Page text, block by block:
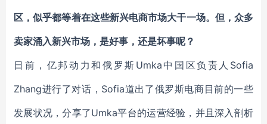
区，似乎都等着在这些新兴电商市场大干一场。但，众多
卖家涌入新兴市场，是好事，还是坏事呢？
日前，亿邦动力和俄罗斯Umka中国区负责人Sofia
Zhang进行了对话，Sofia道出了俄罗斯电商目前的一些
发展状况，分享了Umka平台的运营经验，并且深入剖析